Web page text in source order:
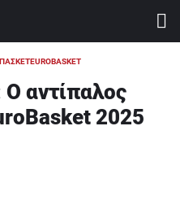
EUROBASKET
αντίπαλος
2025